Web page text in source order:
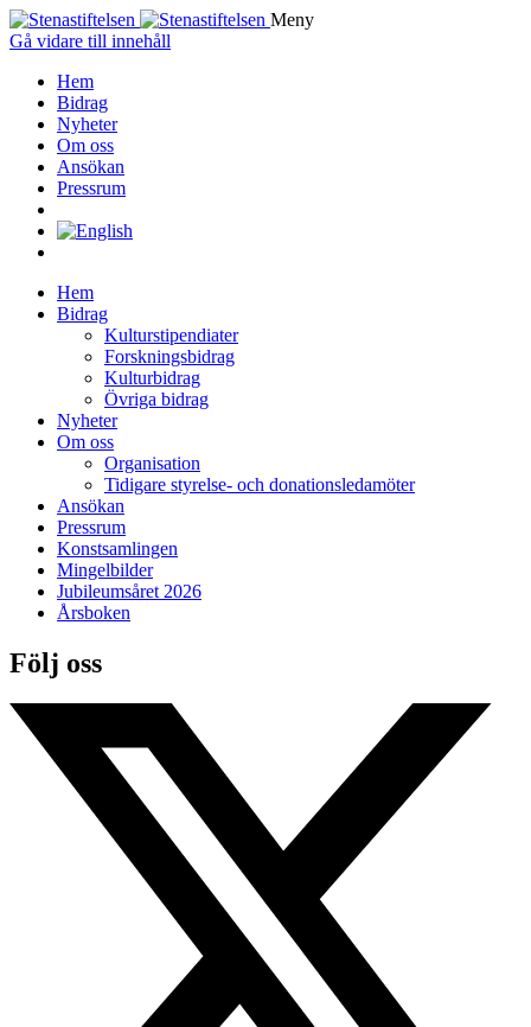
Meny
Gå vidare till innehåll
Hem
Bidrag
Nyheter
Om oss
Ansökan
Pressrum
Hem
Bidrag
Kulturstipendiater
Forskningsbidrag
Kulturbidrag
Övriga bidrag
Nyheter
Om oss
Organisation
Tidigare styrelse- och donationsledamöter
Ansökan
Pressrum
Konstsamlingen
Mingelbilder
Jubileumsåret 2026
Årsboken
Följ oss